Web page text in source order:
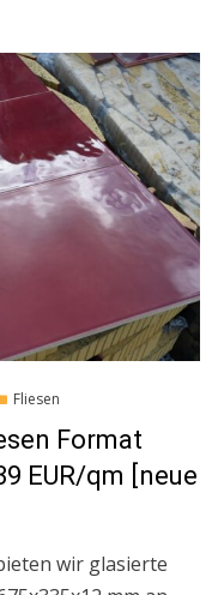
Fliesen
Format
EUR/qm [neue
wir glasierte